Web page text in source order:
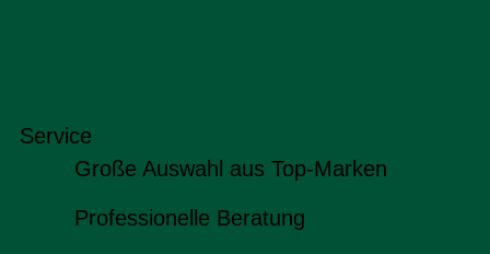
Service
Große Auswahl aus Top-Marken
Professionelle Beratung